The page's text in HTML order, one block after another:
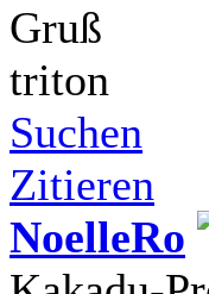
Gruß
triton
Suchen
Zitieren
NoelleRo